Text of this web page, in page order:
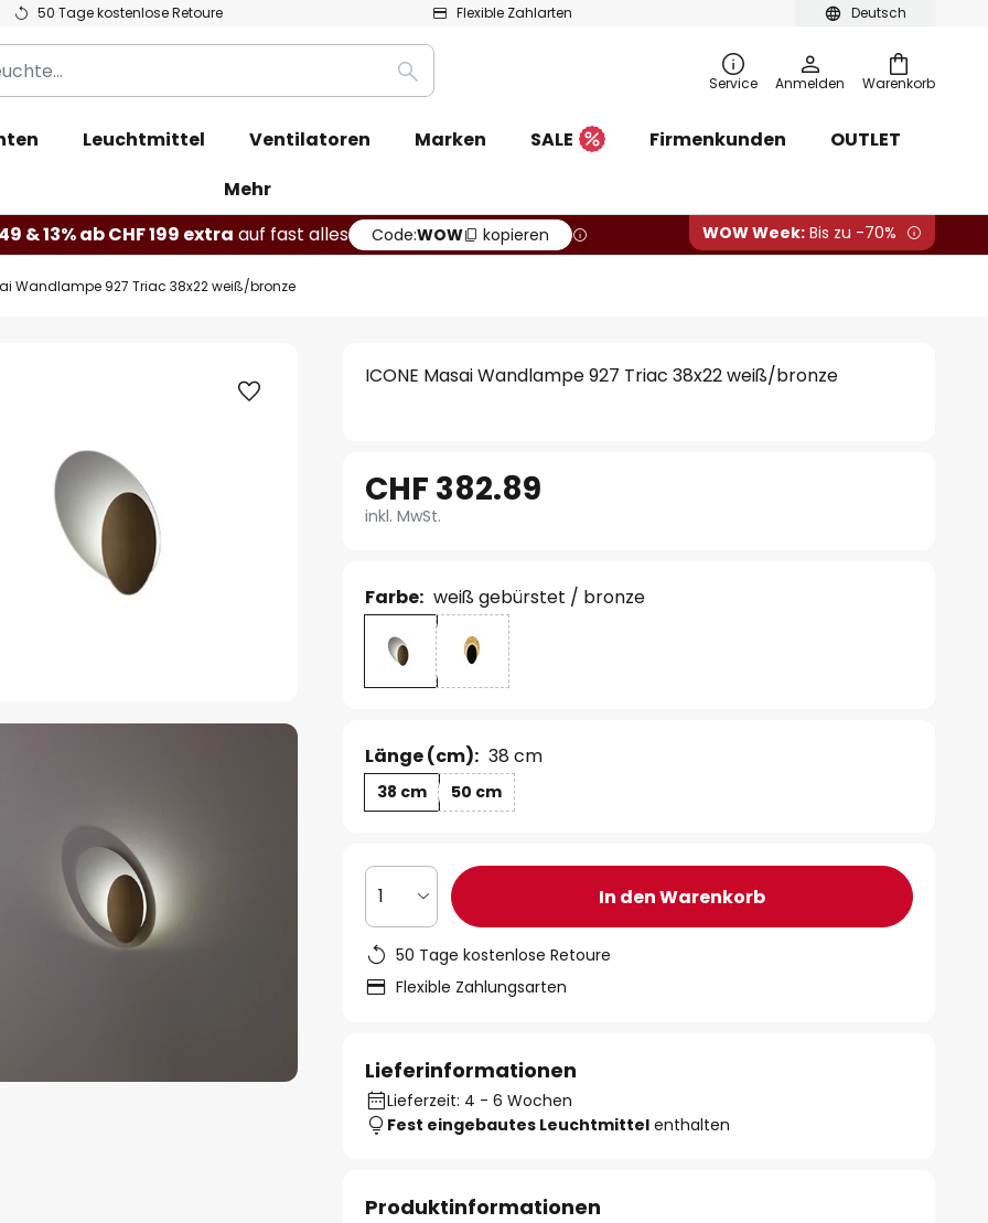
Deutsch
50 Tage kostenlose Retoure Flexible Zahlarten
Warenkorb
Suche Service Anmelden
Leuchtmittel Ventilatoren Marken SALE Firmenkunden
OUTLET
Mehr
& 13% ab CHF 199 extra auf fast alles Code:WOW kopieren WOW Week: Bis zu -70%
Wandlampe 927 Triac 38x22 weiß/bronze
ICONE Masai Wandlampe 927 Triac 38x22 weiß/bronze
CHF 382.89
inkl. MwSt.
Farbe: weiß gebürstet / bronze
Länge (cm): 38 cm
38 cm 50 cm
1 In den Warenkorb
50 Tage kostenlose Retoure
Flexible Zahlungsarten
Lieferinformationen
Lieferzeit: 4 - 6 Wochen
Fest eingebautes Leuchtmittel enthalten
Produktinformationen